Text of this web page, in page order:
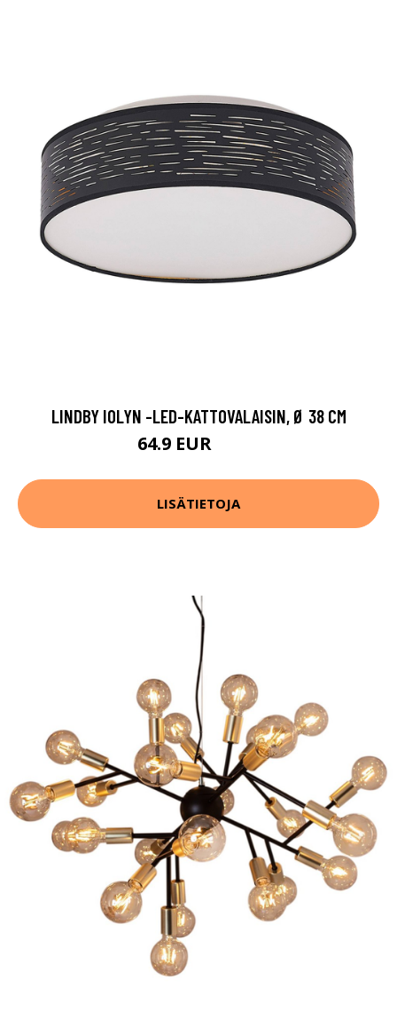
LINDBY IOLYN -LED-KATTOVALAISIN, Ø 38 CM
64.9 EUR
LISÄTIETOJA